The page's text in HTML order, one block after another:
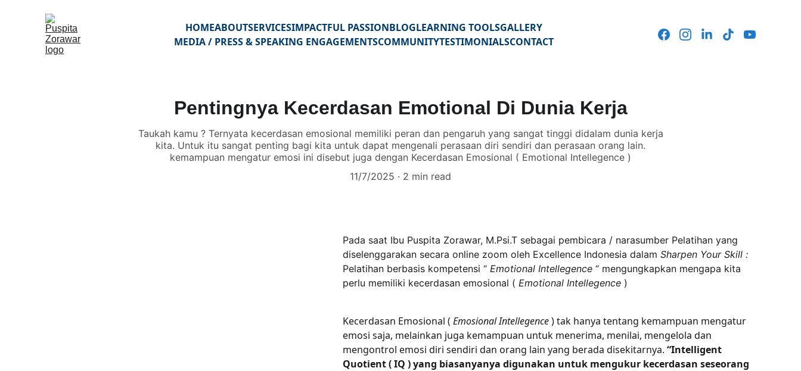
HOMEABOUTSERVICESIMPACTFUL PASSIONBLOGLEARNING TOOLSGALLERY
MEDIA / PRESS & SPEAKING ENGAGEMENTSCOMMUNITYTESTIMONIALSCONTACT
Pentingnya Kecerdasan Emotional Di Dunia Kerja
Taukah kamu ? Ternyata kecerdasan emosional memiliki peran dan pengaruh yang sangat tinggi didalam dunia kerja
kita. Untuk itu sangat penting bagi kita untuk dapat mengenali perasaan diri sendiri dan perasaan orang lain.
kemampuan mengatur emosi ini disebut juga dengan Kecerdasan Emosional ( Emotional Intellegence )
11/7/2025
2 min read
Pada saat Ibu Puspita Zorawar, M.Psi.T sebagai pembicara / narasumber Pelatihan yang
diselenggarakan secara online zoom oleh Excellence Indonesia dalam Sharpen Your Skill :
Pelatihan berbasis kompetensi “ Emotional Intellegence “ mengungkapkan mengapa kita
perlu memiliki kecerdasan emosional ( Emotional Intellegence )
Kecerdasan Emosional ( Emosional Intellegence ) tak hanya tentang kemampuan mengatur
emosi saja, melainkan juga kemampuan untuk menerima, menilai, mengelola dan
mengontrol emosi diri sendiri dan orang lain yang berada disekitarnya. “Intelligent
Quotient ( IQ ) yang biasanyanya digunakan untuk mengukur kecerdasan seseorang